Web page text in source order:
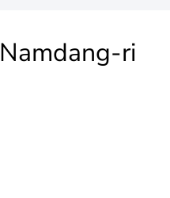
Namdang-ri